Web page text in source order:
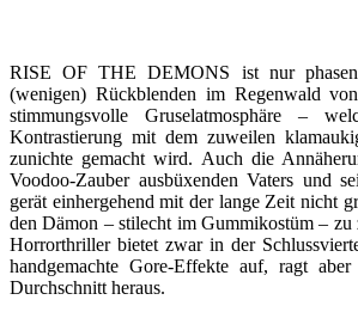
RISE OF THE DEMONS ist nur
(wenigen) Rückblenden im Regenwald
stimmungsvolle Gruselatmosphäre –
Kontrastierung mit dem zuweilen
zunichte gemacht wird. Auch die
Voodoo-Zauber ausbüxenden Vaters und
gerät einhergehend mit der lange Zeit nicht
den Dämon – stilecht im Gummikostüm – zu
Horrorthriller bietet zwar in der
handgemachte Gore-Effekte auf, ragt
Durchschnitt heraus.